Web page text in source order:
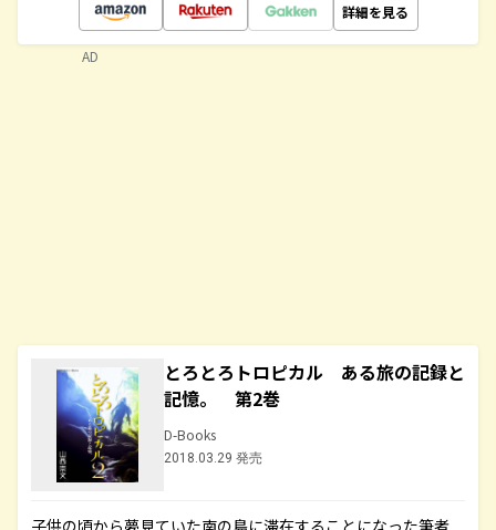
詳細を見る
とろとろトロピカル ある旅の記録と
記憶。 第2巻
D-Books
2018.03.29 発売
子供の頃から夢見ていた南の島に滞在することになった筆者
AD